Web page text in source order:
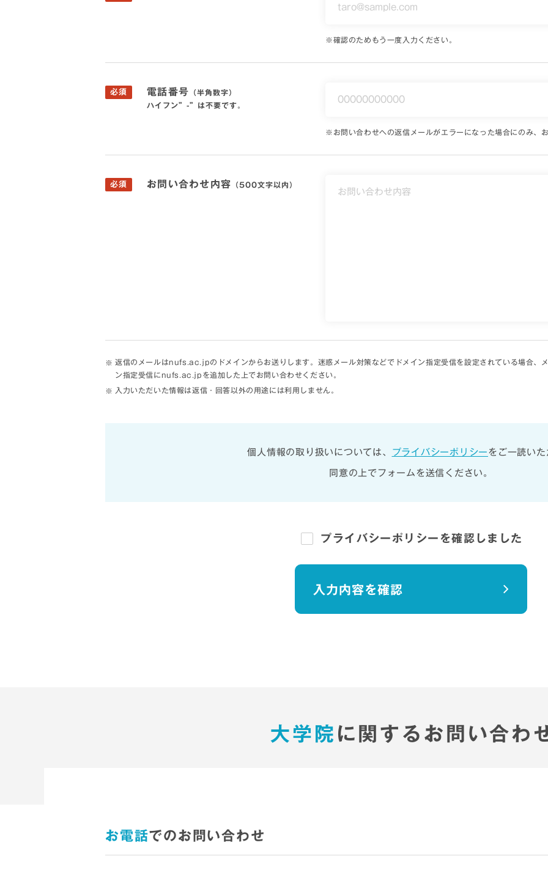
※確認のためもう一度入力ください。
必須 電話番号 （半角数字）
ハイフン”-”は不要です。
※ お問い合わせへの返信メールがエラーになった場合にのみ、
必須 お問い合わせ内容 （500文字以内）
返信のメールはnufs.ac.jpのドメインからお送りします。迷惑メール対策などでドメイン指定受信を設定されている場合、
ン指定受信にnufs.ac.jpを追加した上でお問い合わせください。
入力いただいた情報は返信・回答以外の用途には利用しません。
個人情報の取り扱いについては、 プライバシーポリシー をご一読い
同意の上でフォームを送信ください。
プライバシーポリシーを確認しました
入力内容を確認
大学院 に関するお問い合わ
お電話でのお問い合わせ